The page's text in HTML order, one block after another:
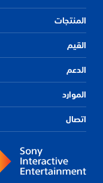
المنتجات
القيم
الدعم
الموارد
اتصال